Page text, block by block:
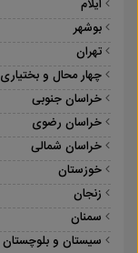
ایلام
بوشهر
تهران
چهار محال و بختیاری
خراسان جنوبی
خراسان رضوی
خراسان شمالی
خوزستان
زنجان
سمنان
سیستان و بلوچستان